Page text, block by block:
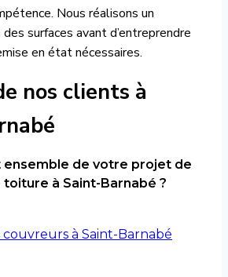
Nous réalisons un
surfaces avant d’entreprendre
en état nécessaires.
nos clients à
ensemble de votre projet de
à Saint-Barnabé ?
à Saint-Barnabé